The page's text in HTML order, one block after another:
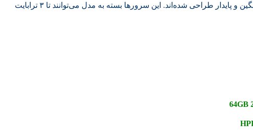
رم‌های سرور نسل ۱۰ اچ‌پی (HPE ProLiant Gen10) از نوع DDR4 ECC Registered و LRDIMM هستند که برای کاربری‌های سنگین و پایدار طراحی شده‌اند. این سرورها بسته به مدل می‌توانند تا ۳ ترابایت